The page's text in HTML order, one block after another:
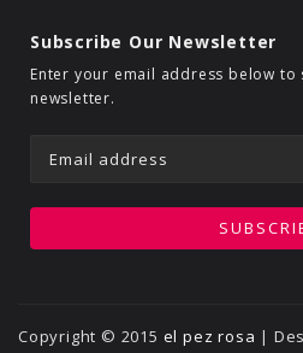
Subscribe Our Newsletter
Enter your email address below
newsletter.
Copyright © 2015 el pez rosa |